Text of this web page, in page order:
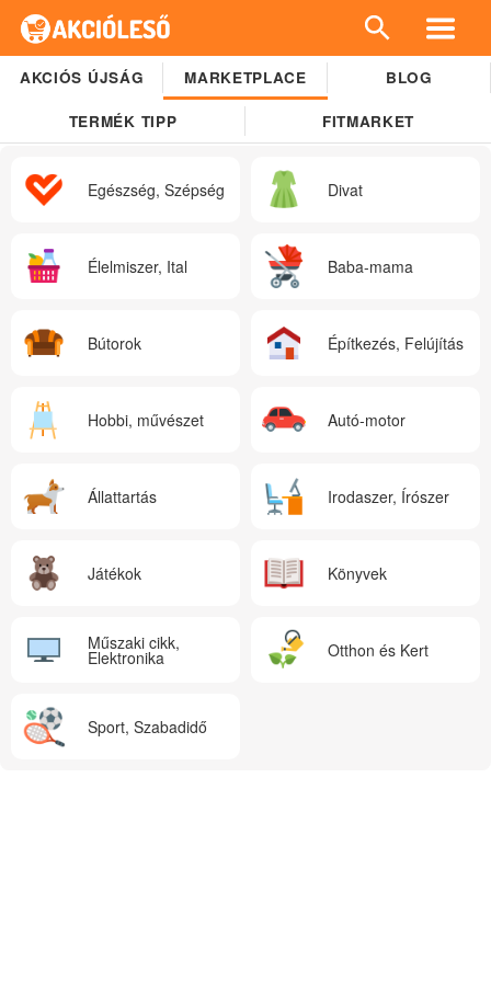
AKCIÓS ÚJSÁG MARKETPLACE BLOG
TERMÉK TIPP FITMARKET
Egészség, Szépség Divat
Élelmiszer, Ital Baba-mama
Bútorok Építkezés, Felújítás
Hobbi, művészet Autó-motor
Állattartás Irodaszer, Írószer
Játékok Könyvek
Műszaki cikk,
Elektronika Otthon és Kert
Sport, Szabadidő